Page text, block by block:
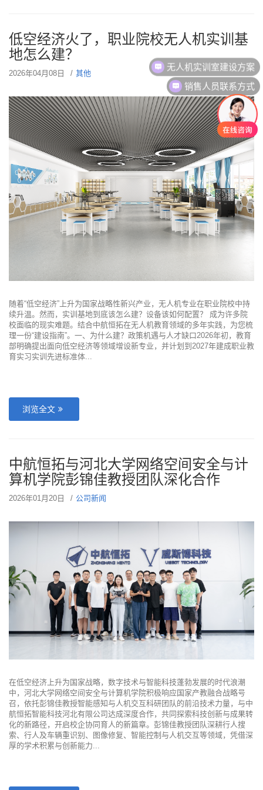
低空经济火了，职业院校无人机实训基
地怎么建？
2026年04月08日 其他
随着“低空经济”上升为国家战略性新兴产业，无人机专业在职业院校中持
续升温。然而，实训基地到底该怎么建？设备该如何配置？ 成为许多院
校面临的现实难题。结合中航恒拓在无人机教育领域的多年实践，为您梳
理一份“建设指南”。一、为什么建？政策机遇与人才缺口2026年初，教育
部明确提出面向低空经济等领域增设新专业，并计划到2027年建成职业教
育实习实训先进标准体...
浏览全文
中航恒拓与河北大学网络空间安全与计
算机学院彭锦佳教授团队深化合作
2026年01月20日 公司新闻
在低空经济上升为国家战略，数字技术与智能科技蓬勃发展的时代浪潮
中，河北大学网络空间安全与计算机学院积极响应国家产教融合战略号
召，依托彭锦佳教授智能感知与人机交互科研团队的前沿技术力量，与中
航恒拓智能科技河北有限公司达成深度合作，共同探索科技创新与成果转
化的新路径，开启校企协同育人的新篇章。彭锦佳教授团队深耕行人搜
索、行人及车辆重识别、图像修复、智能控制与人机交互等领域，凭借深
厚的学术积累与创新能力...
销售人员联系方式